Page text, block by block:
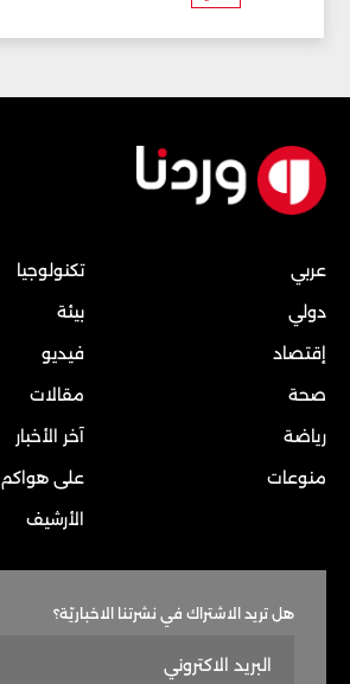
عربي
دولي
إقتصاد
صحة
رياضة
منوعات
تكنولوجيا
بيئة
فيديو
مقالات
آخر الأخبار
على هواكم
الأرشيف
هل تريد الاشتراك في نشرتنا الاخباريّة؟